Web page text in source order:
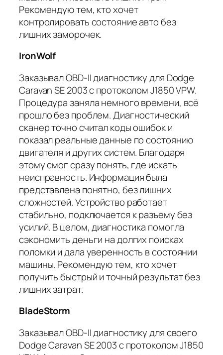
Рекомендую тем, кто хочет
контролировать состояние авто без
лишних заморочек.
IronWolf
Заказывал OBD-II диагностику для Dodge
Caravan SE 2003 с протоколом J1850 VPW.
Процедура заняла немного времени, всё
прошло без проблем. Диагностический
сканер точно считал коды ошибок и
показал реальные данные по состоянию
двигателя и других систем. Благодаря
этому смог сразу понять, где искать
неисправность. Информация была
представлена понятно, без лишних
сложностей. Устройство работает
стабильно, подключается к разъему без
усилий. В целом, диагностика помогла
сэкономить деньги на долгих поисках
поломки и дала уверенность в состоянии
машины. Рекомендую тем, кто хочет
получить быстрый и точный результат без
лишних затрат.
BladeStorm
Заказывал OBD-II диагностику для своего
Dodge Caravan SE 2003 с протоколом J1850